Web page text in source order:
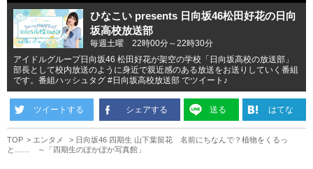
ひなこい presents 日向坂46松田好花の日向
坂高校放送部
毎週土曜 22時00分～22時30分
アイドルグループ日向坂46 松田好花が架空の学校「日向坂高校の放送部」
部長として校内放送のように身近で親近感のある放送をお送りしていく番組
です。番組ハッシュタグ #日向坂高校放送部 でツイート♪
ツイートする シェアする 送る はてな
TOP エンタメ
日向坂46 四期生 山下葉留花 名前にちなんで？植物をくるっ
と…… ～「四期生のぽかぽか写真館」